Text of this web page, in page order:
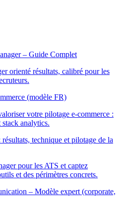
– Guide Complet
orienté résultats, calibré pour les
(modèle FR)
votre pilotage e-commerce :
analytics.
technique et pilotage de la
pour les ATS et captez
et des périmètres concrets.
– Modèle expert (corporate,